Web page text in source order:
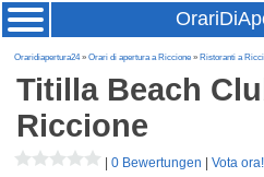
Oraridiapertura24»Orari di apertura a Riccione » Ristoranti a
Titilla Beach
Riccione
|0 Bewertungen |Vota ora!